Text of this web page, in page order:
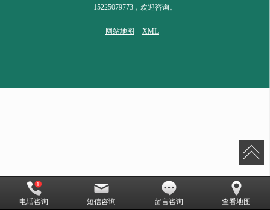
15225079773，欢迎咨询。
网站地图 XML
电话咨询 短信咨询 留言咨询 查看地图